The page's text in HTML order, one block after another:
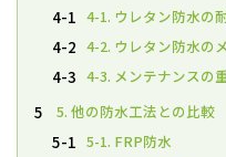
4-1 4-1. ウレタン防水の
4-2 4-2. ウレタン防水の
4-3 4-3. メンテナンスの
5
5. 他の防水工法との比較
5-1 5-1. FRP防水